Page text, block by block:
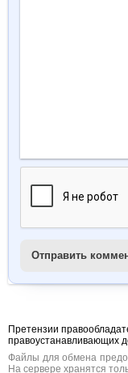
Отправить
Претензии
правоустанавливающих
Файлы для обмена
На сервере хранятся